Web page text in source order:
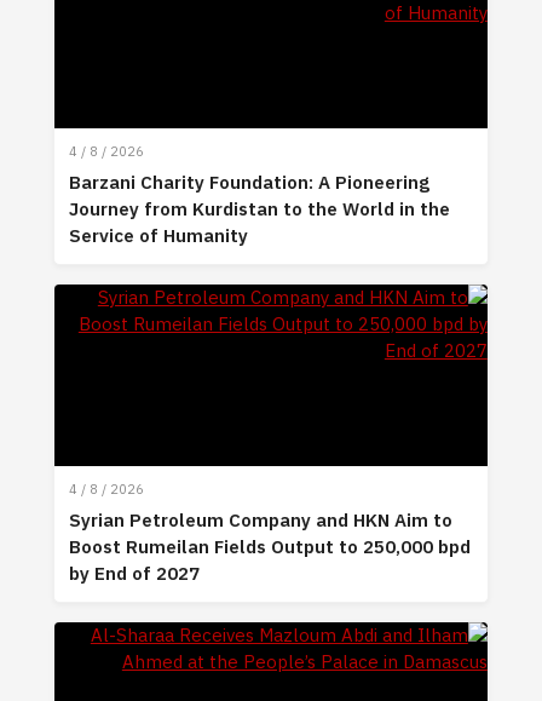
4 / 8 / 2026
Barzani Charity Foundation: A Pioneering
Journey from Kurdistan to the World in the
Service of Humanity
4 / 8 / 2026
Syrian Petroleum Company and HKN Aim to
Boost Rumeilan Fields Output to 250,000 bpd
by End of 2027